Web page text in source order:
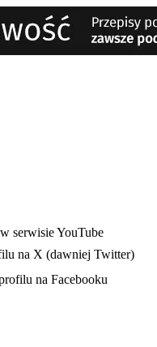
serwisie YouTube
na X (dawniej Twitter)
na Facebooku